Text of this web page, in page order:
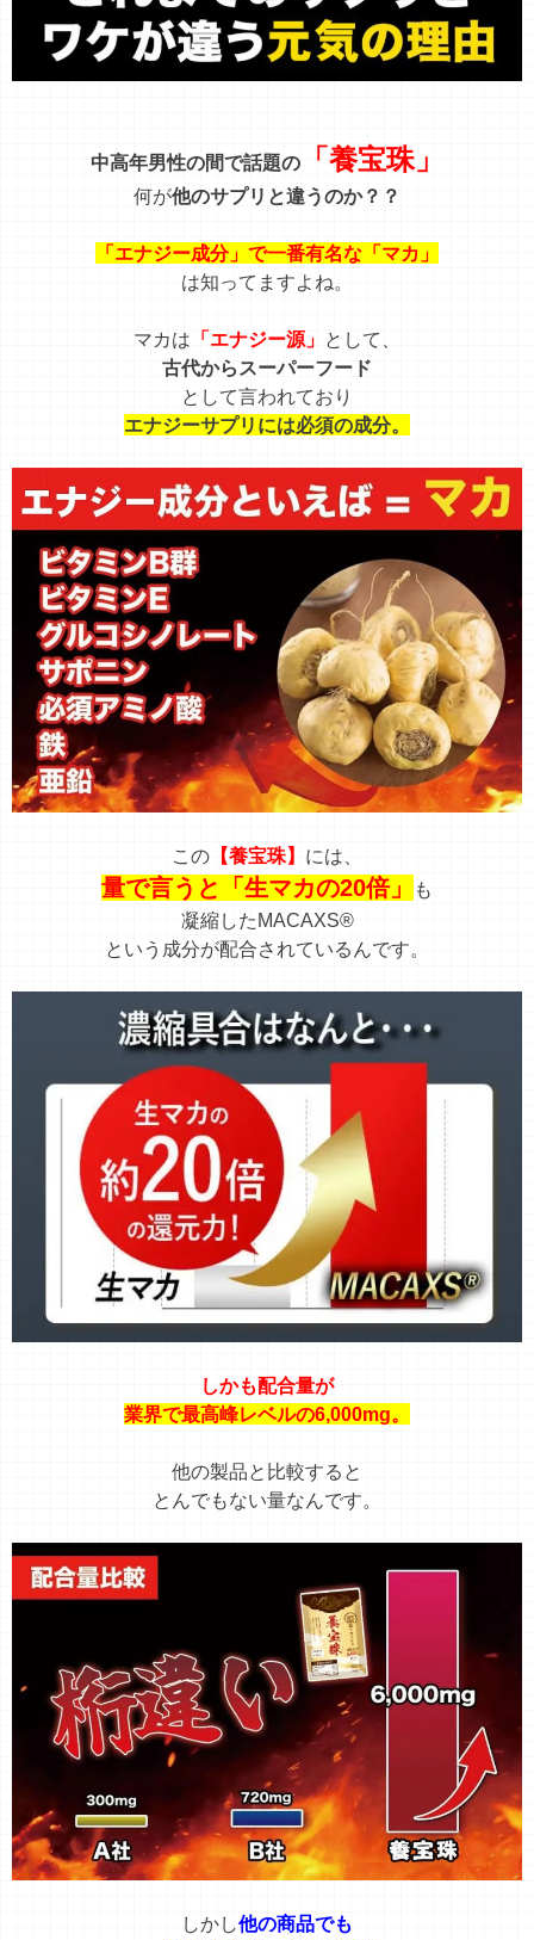
中高年男性の間で話題の 「養宝珠」
何が他のサプリと違うのか？？
「エナジー成分」 で一番有名な「マカ」
は知ってますよね。
マカは 「エナジー源 」
として、
古代からスーパーフード
として言われており
エナジーサプリには必須の成分。
この 【養宝珠】 には、
量で言うと「生マカの20倍」
も
凝縮したMACAXS®
という成分が配合されているんです。
しかも配合量が
業界で最高峰レベルの6,000mg。
他の製品と比較すると
とんでもない量なんです。
しかし他の商品でも